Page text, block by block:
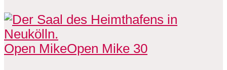
Open MikeOpen Mike 30